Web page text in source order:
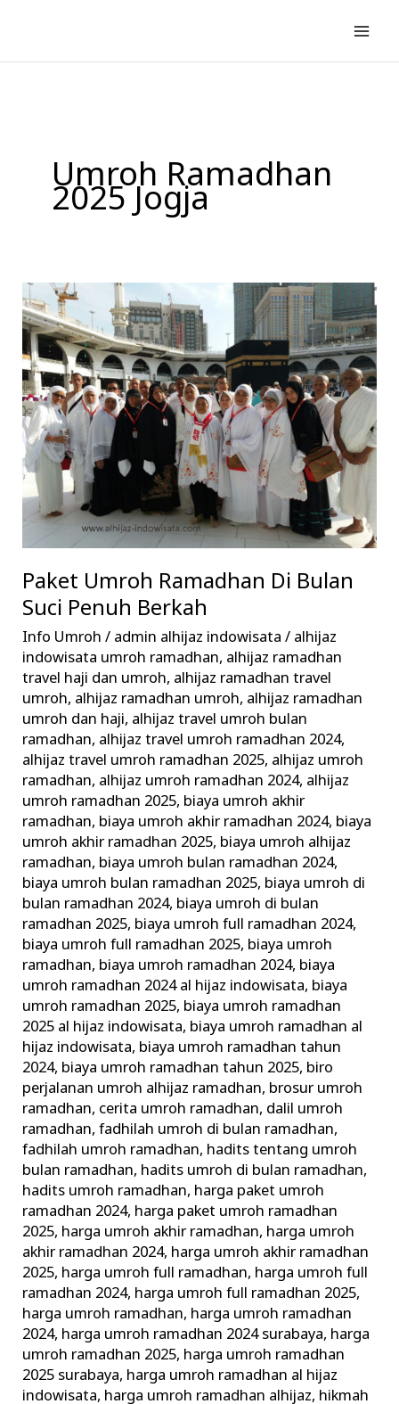
konten
Umroh Ramadhan
2025 Jogja
Paket Umroh Ramadhan Di Bulan
Suci Penuh Berkah
Info Umroh / admin alhijaz indowisata/ alhijaz
indowisata umroh ramadhan, alhijaz ramadhan
travel haji dan umroh, alhijaz ramadhan travel
umroh, alhijaz ramadhan umroh, alhijaz ramadhan
umroh dan haji, alhijaz travel umroh bulan
ramadhan, alhijaz travel umroh ramadhan 2024,
alhijaz travel umroh ramadhan 2025, alhijaz umroh
ramadhan, alhijaz umroh ramadhan 2024, alhijaz
umroh ramadhan 2025, biaya umroh akhir
ramadhan, biaya umroh akhir ramadhan 2024, biaya
umroh akhir ramadhan 2025, biaya umroh alhijaz
ramadhan, biaya umroh bulan ramadhan 2024,
biaya umroh bulan ramadhan 2025, biaya umroh di
bulan ramadhan 2024, biaya umroh di bulan
ramadhan 2025, biaya umroh full ramadhan 2024,
biaya umroh full ramadhan 2025, biaya umroh
ramadhan, biaya umroh ramadhan 2024, biaya
umroh ramadhan 2024 al hijaz indowisata, biaya
umroh ramadhan 2025, biaya umroh ramadhan
2025 al hijaz indowisata, biaya umroh ramadhan al
hijaz indowisata, biaya umroh ramadhan tahun
2024, biaya umroh ramadhan tahun 2025, biro
perjalanan umroh alhijaz ramadhan, brosur umroh
ramadhan, cerita umroh ramadhan, dalil umroh
ramadhan,fadhilah umroh di bulan ramadhan,
fadhilah umroh ramadhan, hadits tentang umroh
bulan ramadhan, hadits umroh di bulan ramadhan,
hadits umroh ramadhan, harga paket umroh
ramadhan 2024, harga paket umroh ramadhan
2025, harga umroh akhir ramadhan, harga umroh
akhir ramadhan 2024, harga umroh akhir ramadhan
2025, harga umroh full ramadhan, harga umroh full
ramadhan 2024, harga umroh full ramadhan 2025,
harga umroh ramadhan, harga umroh ramadhan
2024, harga umroh ramadhan 2024 surabaya, harga
umroh ramadhan 2025, harga umroh ramadhan
2025 surabaya, harga umroh ramadhan al hijaz
indowisata, harga umroh ramadhan alhijaz, hikmah
Paket
Umroh
Ramadhan
Di
Bulan
Suci
Penuh
Berkah